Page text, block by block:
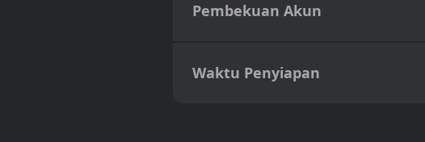
Pembekuan Akun
Waktu Penyiapan